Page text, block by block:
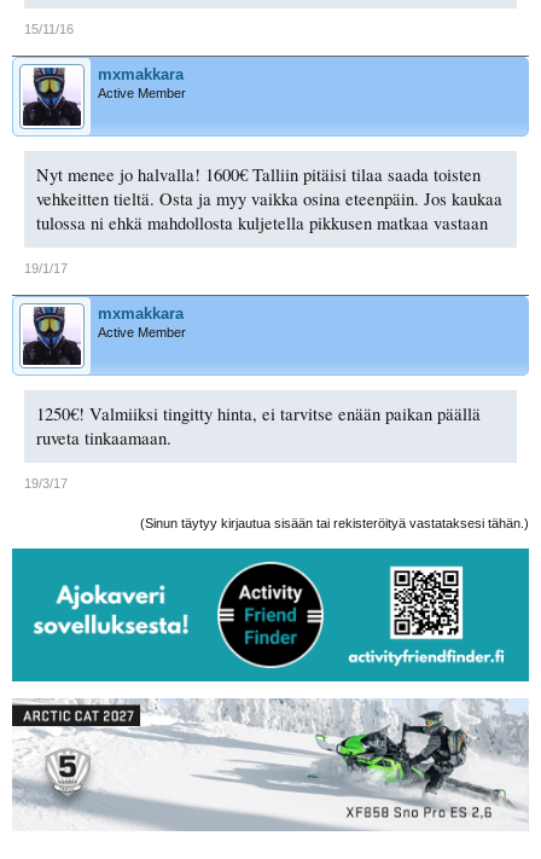
15/11/16
mxmakkara
Active Member
Nyt menee jo halvalla! 1600€ Talliin pitäisi tilaa saada toisten
vehkeitten tieltä. Osta ja myy vaikka osina eteenpäin. Jos kaukaa
tulossa ni ehkä mahdollosta kuljetella pikkusen matkaa vastaan
19/1/17
mxmakkara
Active Member
1250€! Valmiiksi tingitty hinta, ei tarvitse enään paikan päällä
ruveta tinkaamaan.
19/3/17
(Sinun täytyy kirjautua sisään tai rekisteröityä vastataksesi tähän.)